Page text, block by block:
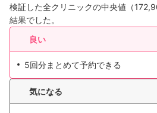
検証した全クリニックの中央値（
結果でした。
良い
5回分まとめて予約できる
気になる